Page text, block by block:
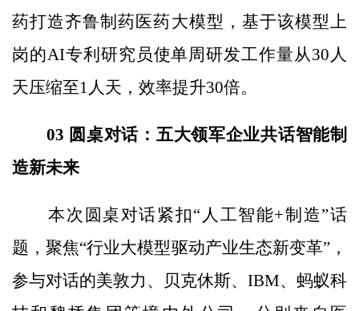
药打造齐鲁制药医药大模型，基于该模型上
岗的AI专利研究员使单周研发工作量从30人
天压缩至1人天，效率提升30倍。
03 圆桌对话：五大领军企业共话智能制
造新未来
本次圆桌对话紧扣“人工智能+制造”话
题，聚焦“行业大模型驱动产业生态新变革”，
参与对话的美敦力、贝克休斯、IBM、蚂蚁科